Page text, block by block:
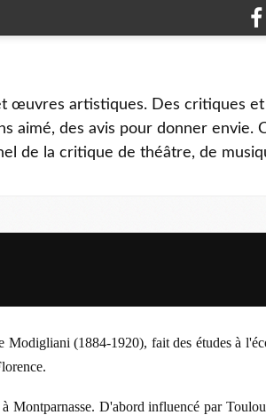
œuvres artistiques. Des critiques
aimé, des avis pour donner envie.
de la critique de théâtre, de
Modigliani (1884-1920), fait des études à
Montparnasse. D'abord influencé par